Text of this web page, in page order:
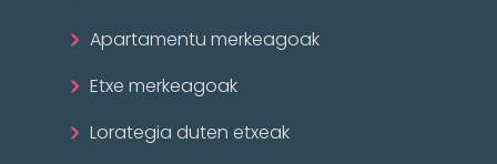
Apartamentu merkeagoak
Etxe merkeagoak
Lorategia duten etxeak